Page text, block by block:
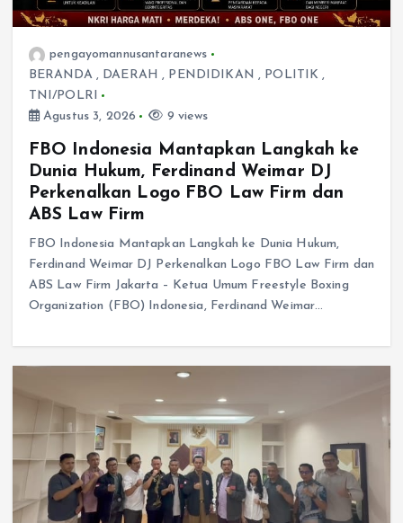
pengayomannusantaranews
BERANDA, DAERAH , PENDIDIKAN , POLITIK ,
TNI/POLRI
Agustus 3, 2026
9 views
FBO Indonesia Mantapkan Langkah ke
Dunia Hukum, Ferdinand Weimar DJ
Perkenalkan Logo FBO Law Firm dan
ABS Law Firm
FBO Indonesia Mantapkan Langkah ke Dunia Hukum,
Ferdinand Weimar DJ Perkenalkan Logo FBO Law Firm dan
ABS Law Firm Jakarta – Ketua Umum Freestyle Boxing
Organization (FBO) Indonesia, Ferdinand Weimar…